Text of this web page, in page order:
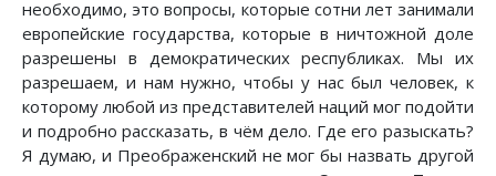
необходимо, это вопросы, которые сотни лет занимали
европейские государства, которые в ничтожной доле
разрешены в демократических республиках. Мы их
разрешаем, и нам нужно, чтобы у нас был человек, к
которому любой из представителей наций мог подойти
и подробно рассказать, в чём дело. Где его разыскать?
Я думаю, и Преображенский не мог бы назвать другой